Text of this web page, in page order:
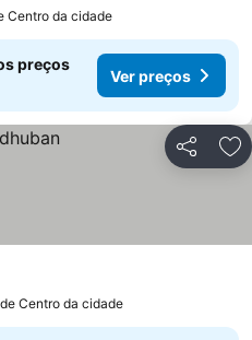
Centro da cidade
preços
Ver preços
Partilhar
Centro da cidade